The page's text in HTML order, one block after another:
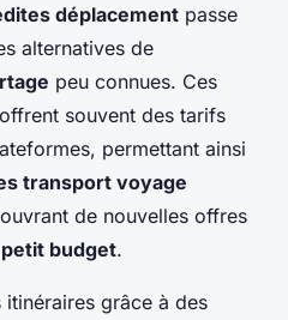
déplacement passe
alternatives de
peu connues. Ces
souvent des tarifs
permettant ainsi
transport voyage
de nouvelles offres
budget.
grâce à des